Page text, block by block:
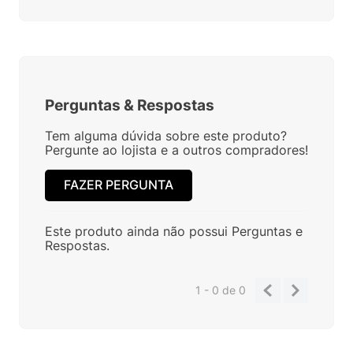
Perguntas & Respostas
Tem alguma dúvida sobre este produto?
Pergunte ao lojista e a outros compradores!
FAZER PERGUNTA
Este produto ainda não possui Perguntas e
Respostas.
1 - 0de 0